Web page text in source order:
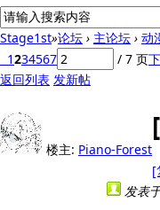
Stage1st»论坛 › 主论坛 › 动
1234567 / 7 页
返回列表 发新帖
楼主: Piano-Forest
[
发表